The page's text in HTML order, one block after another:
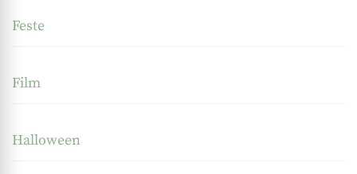
Feste
Film
Halloween